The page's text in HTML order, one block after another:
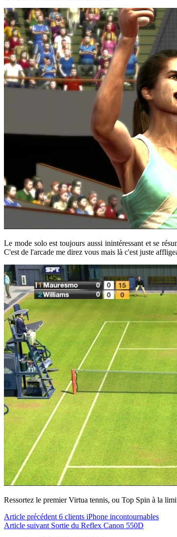
Le mode solo est toujours aussi inintéressant et se
C'est de l'arcade me direz vous mais là c'est juste
Ressortez le premier Virtua tennis, ou Top Spin à la
Article précédent 6 clients iPhone incontournables
Article suivant Sortie du Reflex Canon 550D